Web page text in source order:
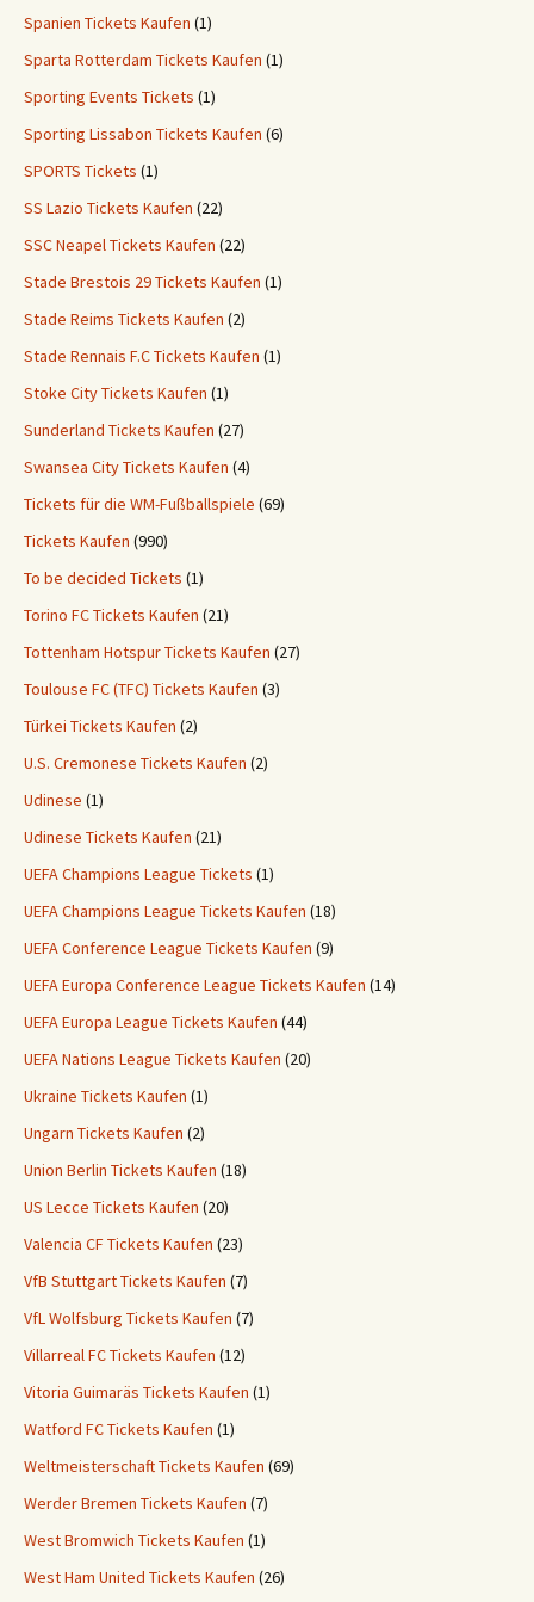
Spanien Tickets Kaufen (1)
Sparta Rotterdam Tickets Kaufen (1)
Sporting Events Tickets (1)
Sporting Lissabon Tickets Kaufen (6)
SPORTS Tickets (1)
SS Lazio Tickets Kaufen (22)
SSC Neapel Tickets Kaufen (22)
Stade Brestois 29 Tickets Kaufen (1)
Stade Reims Tickets Kaufen (2)
Stade Rennais F.C Tickets Kaufen (1)
Stoke City Tickets Kaufen (1)
Sunderland Tickets Kaufen (27)
Swansea City Tickets Kaufen (4)
Tickets für die WM-Fußballspiele (69)
Tickets Kaufen (990)
To be decided Tickets (1)
Torino FC Tickets Kaufen (21)
Tottenham Hotspur Tickets Kaufen (27)
Toulouse FC (TFC) Tickets Kaufen (3)
Türkei Tickets Kaufen (2)
U.S. Cremonese Tickets Kaufen (2)
Udinese (1)
Udinese Tickets Kaufen (21)
UEFA Champions League Tickets (1)
UEFA Champions League Tickets Kaufen (18)
UEFA Conference League Tickets Kaufen (9)
UEFA Europa Conference League Tickets Kaufen (14)
UEFA Europa League Tickets Kaufen (44)
UEFA Nations League Tickets Kaufen (20)
Ukraine Tickets Kaufen (1)
Ungarn Tickets Kaufen (2)
Union Berlin Tickets Kaufen (18)
US Lecce Tickets Kaufen (20)
Valencia CF Tickets Kaufen (23)
VfB Stuttgart Tickets Kaufen (7)
VfL Wolfsburg Tickets Kaufen (7)
Villarreal FC Tickets Kaufen (12)
Vitoria Guimaräs Tickets Kaufen (1)
Watford FC Tickets Kaufen (1)
Weltmeisterschaft Tickets Kaufen (69)
Werder Bremen Tickets Kaufen (7)
West Bromwich Tickets Kaufen (1)
West Ham United Tickets Kaufen (26)